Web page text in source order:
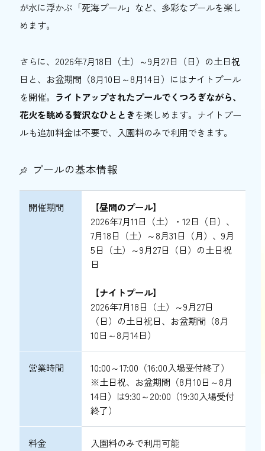
が水に浮かぶ「死海プール」など、多彩なプールを楽し
めます。
さらに、2026年7月18日（土）～9月27日（日）の土日祝
日と、お盆期間（8月10日～8月14日）にはナイトプール
を開催。 ライトアップされたプールでくつろぎながら、
花火を眺める贅沢なひとときを楽しめます。ナイトプー
ルも追加料金は不要で、入園料のみで利用できます。
プールの基本情報
開催期間
【昼間のプール】
2026年7月11日（土）・12日（日）、
7月18日（土）～8月31日（月）、9月
5日（土）～9月27日（日）の土日祝
日
【ナイトプール】
2026年7月18日（土）～9月27日
（日）の土日祝日、お盆期間（8月
10日～8月14日）
営業時間
10:00～17:00（16:00入場受付終了）
※土日祝、お盆期間（8月10日～8月
14日）は9:30～20:00（19:30入場受付
終了）
料金 入園料のみで利用可能